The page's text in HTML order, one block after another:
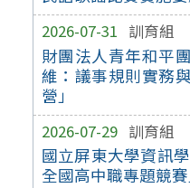
2026-07-31 訓育組
財團法人青年和平
維：議事規則實務
營」
2026-07-29 訓育組
國立屏東大學資訊
全國高中職專題競